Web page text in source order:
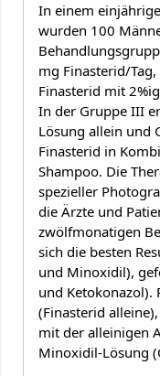
In einem
wurden 100
mg Finasterid/
Finasterid mit
In der Gruppe III
Lösung allein und
Finasterid in
Shampoo. Die
spezieller
die Ärzte und
zwölfmonatigen
sich die besten
und Minoxidil),
und Ketokonazol).
(Finasterid
mit der alleinigen
Minoxidil-Lösung